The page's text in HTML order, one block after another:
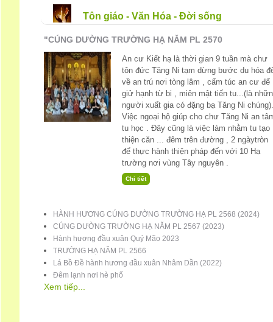
Tôn giáo - Văn Hóa - Đời sống
"CÚNG DƯỜNG TRƯỜNG HẠ NĂM PL 2570
An cư Kiết hạ là thời gian 9 tuần mà chư
tôn đức Tăng Ni tạm dừng bước du hóa
về an trú nơi tòng lâm , cấm túc an cư để
giử hạnh từ bi , miên mật tiến tu...(là
người xuất gia có đặng bạ Tăng Ni
Việc ngoại hộ giúp cho chư Tăng Ni an
tu học . Đây cũng là việc làm nhằm tu tạo
thiện căn ... đêm trên đường , 2 ngàytròn
để thực hành thiện pháp đến với 10 Hạ
trường nơi vùng Tây nguyên .
HÀNH HƯƠNG CÚNG DƯỜNG TRƯỜNG HẠ PL 2568 (2024)
CÚNG DƯỜNG TRƯỜNG HẠ NĂM PL 2567 (2023)
Hành hương đầu xuân Quý Mão 2023
TRƯỜNG HẠ NĂM PL 2566
Lá Bồ Đề hành hương đầu xuân Nhâm Dần (2022)
Đêm lạnh nơi hè phố
Xem tiếp...